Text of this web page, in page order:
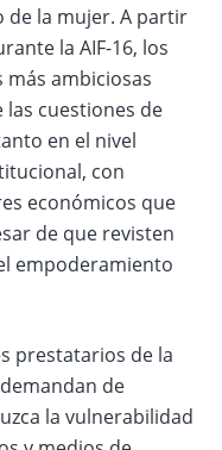
la mujer. A partir
la AIF-16, los
ambiciosas
cuestiones de
en el nivel
con
económicos que
de que revisten
empoderamiento
prestatarios de la
de
la vulnerabilidad